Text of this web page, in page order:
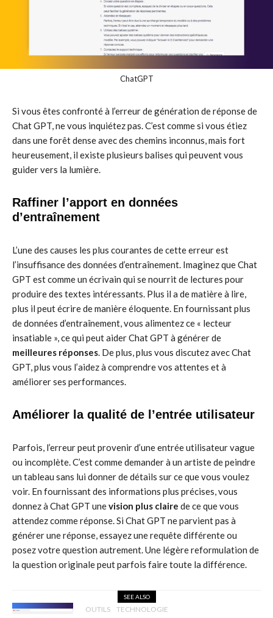
ChatGPT
Si vous êtes confronté à l’erreur de génération de réponse de
Chat GPT, ne vous inquiétez pas. C’est comme si vous étiez
dans une forêt dense avec des chemins inconnus, mais fort
heureusement, il existe plusieurs balises qui peuvent vous
guider vers la lumière.
Raffiner l’apport en données
d’entraînement
L’une des causes les plus courantes de cette erreur est
l’insuffisance des données d’entraînement. Imaginez que Chat
GPT est comme un écrivain qui se nourrit de lectures pour
produire des textes intéressants. Plus il a de matière à lire,
plus il peut écrire de manière éloquente. En fournissant plus
de données d’entraînement, vous alimentez ce « lecteur
insatiable », ce qui peut aider Chat GPT à générer de
meilleures réponses . De plus, plus vous discutez avec Chat
GPT, plus vous l’aidez à comprendre vos attentes et à
améliorer ses performances.
Améliorer la qualité de l’entrée utilisateur
Parfois, l’erreur peut provenir d’une entrée utilisateur vague
ou incomplète. C’est comme demander à un artiste de peindre
un tableau sans lui donner de détails sur ce que vous voulez
voir. En fournissant des informations plus précises, vous
donnez à Chat GPT unevision plus claire de ce que vous
attendez comme réponse. Si Chat GPT ne parvient pas à
générer une réponse, essayez une requête différente ou
posez votre question autrement. Une légère reformulation de
la question originale peut parfois faire toute la différence.
SEE ALSO
OUTILS TECHNOLOGIE